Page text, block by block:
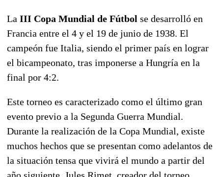
La III Copa Mundial de Fútbol se desarrolló en
Francia entre el 4 y el 19 de junio de 1938. El
campeón fue Italia, siendo el primer país en lograr
el bicampeonato, tras imponerse a Hungría en la
final por 4:2.
Este torneo es caracterizado como el último gran
evento previo a la Segunda Guerra Mundial.
Durante la realización de la Copa Mundial, existe
muchos hechos que se presentan como adelantos de
la situación tensa que vivirá el mundo a partir del